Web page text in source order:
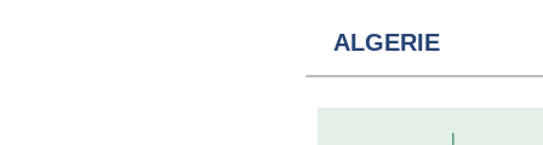
ALGERIE